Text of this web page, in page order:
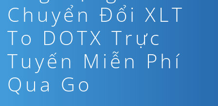
Chuyển Đổi XLT
To DOTX Trực
Tuyến Miễn Phí
Qua Go